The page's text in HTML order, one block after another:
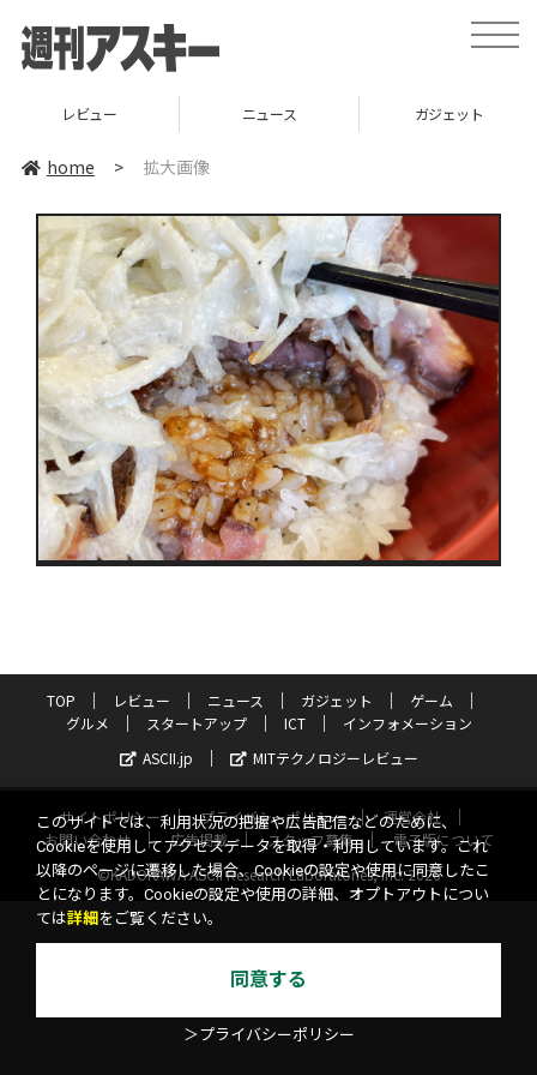
toggle
レビュー ニュース ガジェット
home > 拡大画像
TOP レビュー ニュース ガジェット
ゲーム
グルメ
スタートアップ ICT
インフォメーション
ASCII.jp
MITテクノロジーレビュー
サイトポリシー プライバシーポリシー
運営会社
お問い合わせ
広告掲載 スタッフ募集
電子版について
©KADOKAWA ASCII Research Laboratories, Inc. 2026
このサイトでは、利用状況の把握や広告配信などのために、
Cookieを使用してアクセスデータを取得・利用しています。これ
以降のページに遷移した場合、Cookieの設定や使用に同意したこ
とになります。Cookieの設定や使用の詳細、オプトアウトについ
ては詳細 をご覧ください。
同意する
＞プライバシーポリシー